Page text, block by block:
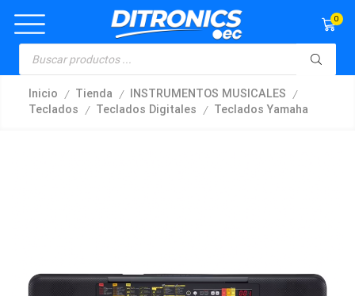
0
Inicio / Tienda / INSTRUMENTOS MUSICALES /
Teclados / Teclados Digitales / Teclados Yamaha